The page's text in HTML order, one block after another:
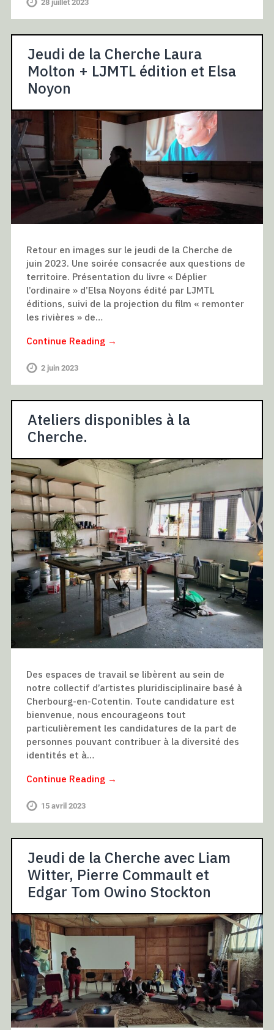
28 juillet 2023
Jeudi de la Cherche Laura
Molton + LJMTL édition et Elsa
Noyon
Retour en images sur le jeudi de la Cherche de
juin 2023. Une soirée consacrée aux questions de
territoire. Présentation du livre « Déplier
l’ordinaire » d’Elsa Noyons édité par LJMTL
éditions, suivi de la projection du film « remonter
les rivières » de…
Continue Reading →
2 juin 2023
Ateliers disponibles à la
Cherche.
Des espaces de travail se libèrent au sein de
notre collectif d’artistes pluridisciplinaire basé à
Cherbourg-en-Cotentin. Toute candidature est
bienvenue, nous encourageons tout
particulièrement les candidatures de la part de
personnes pouvant contribuer à la diversité des
identités et à…
Continue Reading →
15 avril 2023
Jeudi de la Cherche avec Liam
Witter, Pierre Commault et
Edgar Tom Owino Stockton